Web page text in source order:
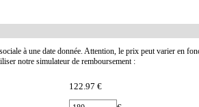
à une date donnée. Attention, le prix peut varier en
notre simulateur de remboursement :
122.97 €